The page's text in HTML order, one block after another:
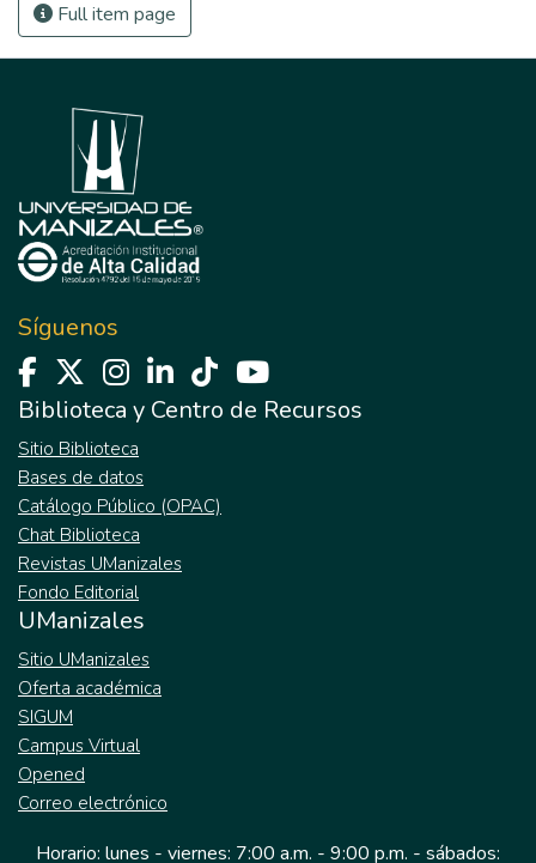
Full item page
Síguenos
Biblioteca y Centro de Recursos
Sitio Biblioteca
Bases de datos
Catálogo Público (OPAC)
Chat Biblioteca
Revistas UManizales
Fondo Editorial
UManizales
Sitio UManizales
Oferta académica
SIGUM
Campus Virtual
Opened
Correo electrónico
Horario: lunes - viernes: 7:00 a.m. - 9:00 p.m. - sábados: